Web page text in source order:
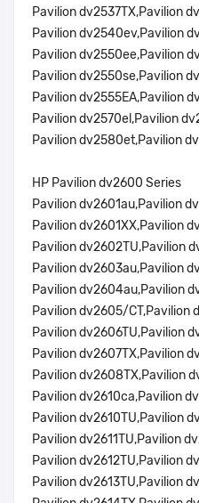
Pavilion dv2537TX,Pavilion
Pavilion dv2540ev,Pavilion
Pavilion dv2550ee,Pavilion
Pavilion dv2550se,Pavilion
Pavilion dv2555EA,Pavilion
Pavilion dv2570el,Pavilion
Pavilion dv2580et,Pavilion
HP Pavilion dv2600 Series
Pavilion dv2601au,Pavilion
Pavilion dv2601XX,Pavilion
Pavilion dv2602TU,Pavilion
Pavilion dv2603au,Pavilion
Pavilion dv2604au,Pavilion
Pavilion dv2605/CT,Pavilion
Pavilion dv2606TU,Pavilion
Pavilion dv2607TX,Pavilion
Pavilion dv2608TX,Pavilion
Pavilion dv2610ca,Pavilion
Pavilion dv2610TU,Pavilion
Pavilion dv2611TU,Pavilion
Pavilion dv2612TU,Pavilion
Pavilion dv2613TU,Pavilion